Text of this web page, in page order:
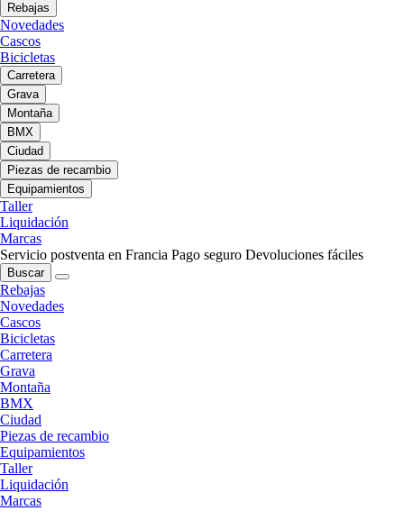
Rebajas
Novedades
Cascos
Bicicletas
Carretera
Grava
Montaña
BMX
Ciudad
Piezas de recambio
Equipamientos
Taller
Liquidación
Marcas
Servicio postventa en Francia Pago seguro Devoluciones fáciles
Buscar
Rebajas
Novedades
Cascos
Bicicletas
Carretera
Grava
Montaña
BMX
Ciudad
Piezas de recambio
Equipamientos
Taller
Liquidación
Marcas